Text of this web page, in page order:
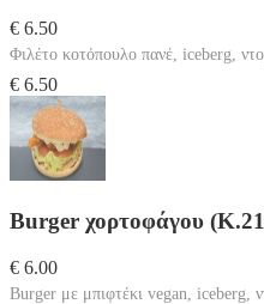
€ 6.50
Φιλέτο κοτόπουλο πανέ, iceberg,
€ 6.50
Burger χορτοφάγου
€ 6.00
Burger με μπιφτέκι vegan, iceberg,